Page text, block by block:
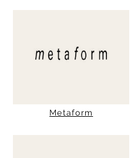
Metaform